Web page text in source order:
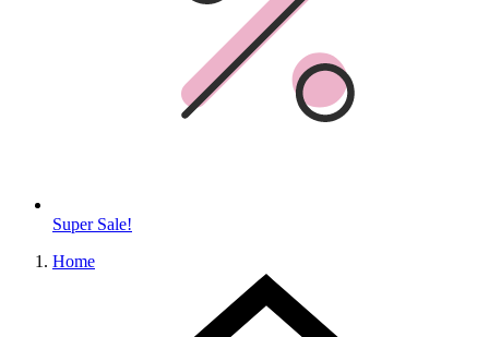
Super Sale!
Home